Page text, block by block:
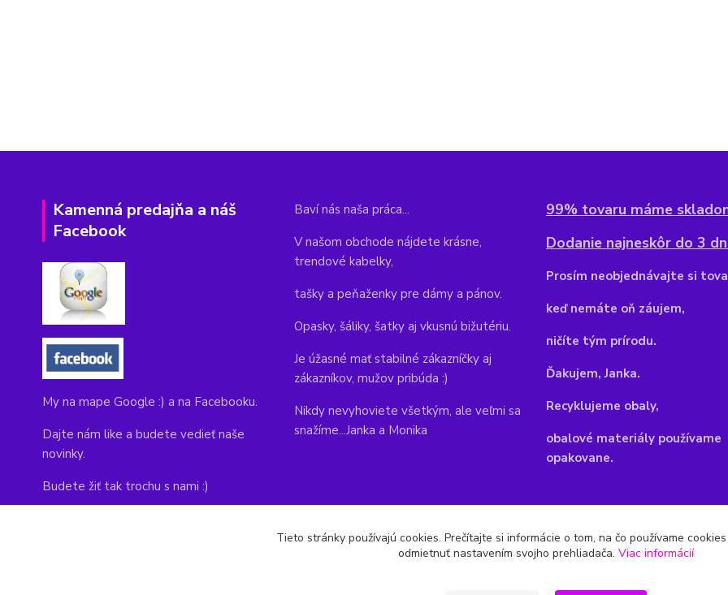
Kamenná predajňa a náš
Facebook
My na mape Google :) a na Facebooku.
Dajte nám like a budete vedieť naše
novinky.
Budete žiť tak trochu s nami :)
Baví nás naša práca...
V našom obchode nájdete krásne,
trendové kabelky,
tašky a peňaženky pre dámy a pánov.
Opasky, šáliky, šatky aj vkusnú bižutériu.
Je úžasné mať stabilné zákazníčky aj
zákazníkov, mužov pribúda :)
Nikdy nevyhoviete všetkým, ale veľmi sa
snažíme...Janka a Monika
99% tovaru máme
Dodanie najneskôr do 3
Prosím neobjednávajte si
keď nemáte oň záujem,
ničíte tým prírodu.
Ďakujem, Janka.
Recyklujeme obaly,
obalové materiály používame
opakovane.
Tieto stránky používajú cookies. Prečítajte si informácie o tom, na čo používame
odmietnuť nastavením svojho prehliadača. Viac informácií